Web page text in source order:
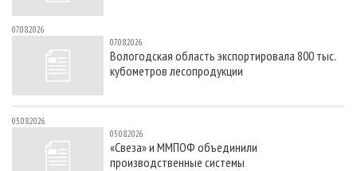
07.08.2026
07.08.2026
Вологодская область экспортировала 800 тыс.
кубометров лесопродукции
05.08.2026
05.08.2026
«Свеза» и ММПОФ объединили
производственные системы